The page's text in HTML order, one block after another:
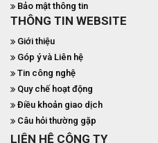
Bảo mật thông tin
THÔNG TIN WEBSITE
Giới thiệu
Góp ý và Liên hệ
Tin công nghệ
Quy chế hoạt động
Điều khoản giao dịch
Câu hỏi thường gặp
LIÊN HỆ CÔNG TY